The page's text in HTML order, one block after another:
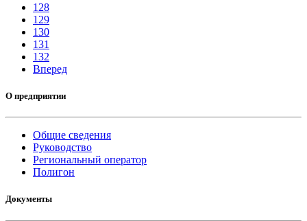
128
129
130
131
132
Вперед
О предприятии
Общие сведения
Руководство
Региональный оператор
Полигон
Документы